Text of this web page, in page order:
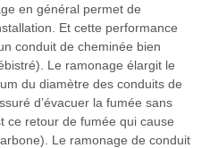
en général permet de
Et cette performance
conduit de cheminée bien
Le ramonage élargit le
du diamètre des conduits de
d’évacuer la fumée sans
ce retour de fumée qui cause
Le ramonage de conduit